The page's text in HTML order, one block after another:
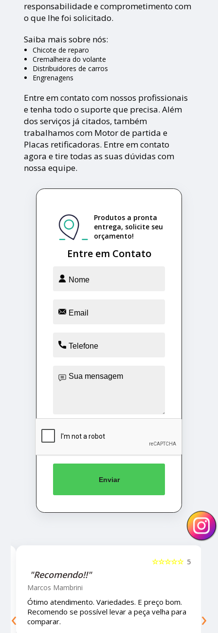
responsabilidade e comprometimento com
o que lhe foi solicitado.
Saiba mais sobre nós:
Chicote de reparo
Cremalheira do volante
Distribuidores de carros
Engrenagens
Entre em contato com nossos profissionais
e tenha todo o suporte que precisa. Além
dos serviços já citados, também
trabalhamos com Motor de partida e
Placas retificadoras. Entre em contato
agora e tire todas as suas dúvidas com
nossa equipe.
Entre em Contato
Produtos a pronta
entrega, solicite seu
orçamento!
Enviar
5
☆☆☆☆☆
"Recomendo!!!"
Letícia Brito
Ótimo lugar, vendedores super atenciosos e
educados e preços muito bons!
‹ ›